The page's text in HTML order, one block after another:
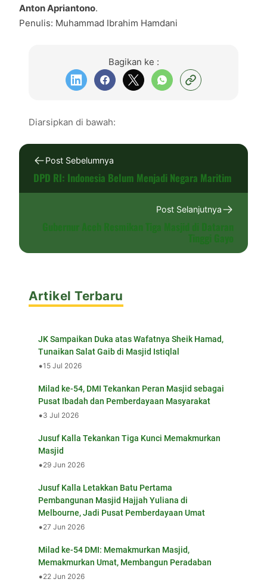
Anton Apriantono.
Penulis: Muhammad Ibrahim Hamdani
Bagikan ke :
Diarsipkan di bawah:
Post Sebelumnya
DPD RI: Indonesia Belum Menjadi Negara Maritim
Post Selanjutnya
Artikel Terbaru
JK Sampaikan Duka atas Wafatnya Sheik Hamad,
Tunaikan Salat Gaib di Masjid Istiqlal
•15 Jul 2026
Milad ke-54, DMI Tekankan Peran Masjid sebagai
Pusat Ibadah dan Pemberdayaan Masyarakat
•3 Jul 2026
Jusuf Kalla Tekankan Tiga Kunci Memakmurkan
Masjid
•29 Jun 2026
Jusuf Kalla Letakkan Batu Pertama
Pembangunan Masjid Hajjah Yuliana di
Melbourne, Jadi Pusat Pemberdayaan Umat
•27 Jun 2026
Milad ke-54 DMI: Memakmurkan Masjid,
Memakmurkan Umat, Membangun Peradaban
•22 Jun 2026